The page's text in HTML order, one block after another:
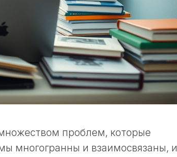
проблем, которые
многогранны и взаимосвязаны, и